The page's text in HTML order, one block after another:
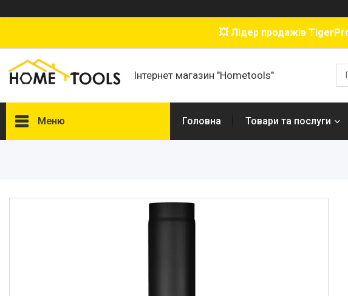
💥 Лідер продажів
Інтернет магазин "Hometools"
Меню Головна Товари та послуги